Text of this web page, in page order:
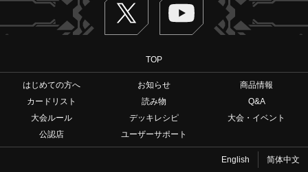
TOP
はじめての方へ お知らせ
商品情報
カードリスト
読み物
Q&A
大会ルール
デッキレシピ
大会・イベント
公認店
ユーザーサポート
English 简体中文